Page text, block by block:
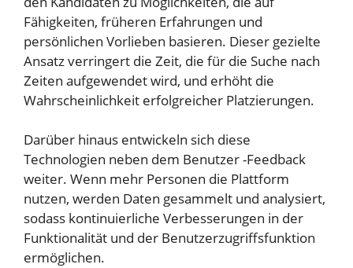
Fähigkeiten, früheren Erfahrungen und
persönlichen Vorlieben basieren. Dieser gezielte
Ansatz verringert die Zeit, die für die Suche nach
Zeiten aufgewendet wird, und erhöht die
Wahrscheinlichkeit erfolgreicher Platzierungen.
Darüber hinaus entwickeln sich diese
Technologien neben dem Benutzer -Feedback
weiter. Wenn mehr Personen die Plattform
nutzen, werden Daten gesammelt und analysiert,
sodass kontinuierliche Verbesserungen in der
Funktionalität und der Benutzerzugriffsfunktion
ermöglichen.